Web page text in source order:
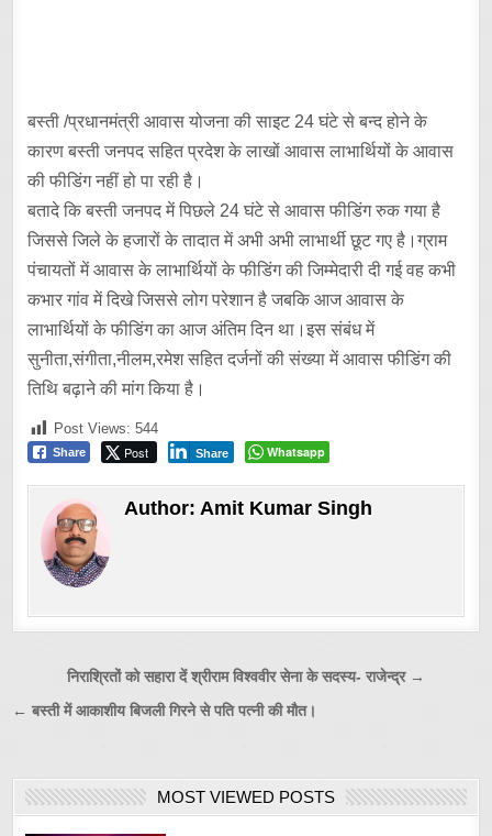
बस्ती /प्रधानमंत्री आवास योजना की साइट 24 घंटे से बन्द होने के
कारण बस्ती जनपद सहित प्रदेश के लाखों आवास लाभार्थियों के आवास
की फीडिंग नहीं हो पा रही है।
बतादे कि बस्ती जनपद में पिछले 24 घंटे से आवास फीडिंग रुक गया है
जिससे जिले के हजारों के तादात में अभी अभी लाभार्थी छूट गए है।ग्राम
पंचायतों में आवास के लाभार्थियों के फीडिंग की जिम्मेदारी दी गई वह कभी
कभार गांव में दिखे जिससे लोग परेशान है जबकि आज आवास के
लाभार्थियों के फीडिंग का आज अंतिम दिन था।इस संबंध में
सुनीता,संगीता,नीलम,रमेश सहित दर्जनों की संख्या में आवास फीडिंग की
तिथि बढ़ाने की मांग किया है।
Post Views: 544
Share Post Share Whatsapp
Author:Amit Kumar Singh
Post
navigation
निराश्रितों को सहारा दें श्रीराम विश्ववीर सेना के सदस्य- राजेन्द्र →
← बस्ती में आकाशीय बिजली गिरने से पति पत्नी की मौत।
MOST VIEWED POSTS